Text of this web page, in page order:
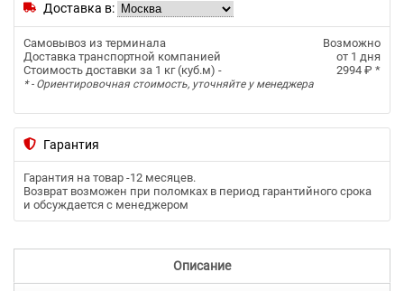
Доставка в:
Самовывоз из терминала
Возможно
Доставка транспортной компанией
от 1 дня
Стоимость доставки за 1 кг (куб.м) -
2994 ₽ *
* - Ориентировочная стоимость, уточняйте у менеджера
Гарантия
Гарантия на товар -12 месяцев.
Возврат возможен при поломках в период гарантийного срока
и обсуждается с менеджером
Описание